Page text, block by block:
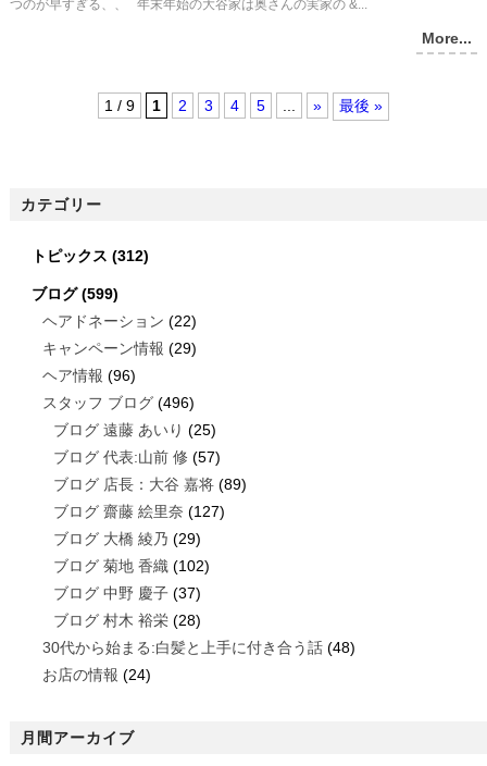
つのが早すぎる、、 年末年始の大谷家は奥さんの実家の &...
More...
1 / 9 1 2 3 4 5 » 最後 »
カテゴリー
トピックス (312)
ブログ(599)
ヘアドネーション (22)
キャンペーン情報 (29)
ヘア情報 (96)
スタッフ ブログ(496)
ブログ 遠藤 あいり (25)
ブログ 代表:山前 修 (57)
ブログ 店長：大谷 嘉将(89)
ブログ 齋藤 絵里奈 (127)
ブログ 大橋 綾乃 (29)
ブログ 菊地 香織(102)
ブログ 中野 慶子(37)
ブログ 村木 裕栄(28)
30代から始まる:白髪と上手に付き合う話(48)
お店の情報 (24)
月間アーカイブ